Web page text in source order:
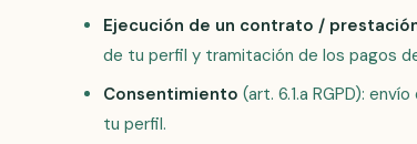
Ejecución de un contrato /
de tu perfil y tramitación de los pagos
Consentimiento (art. 6.1.a RGPD):
tu perfil.